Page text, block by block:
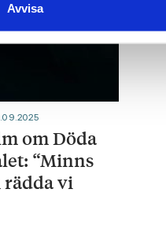
Avvisa
om Döda
“Minns
rädda vi